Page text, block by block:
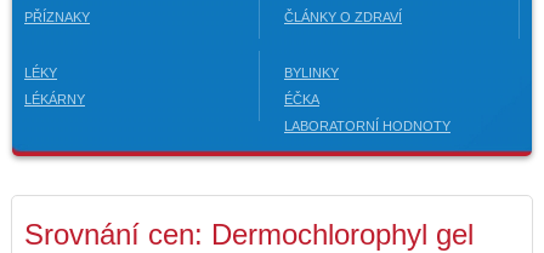
PŘÍZNAKY
ČLÁNKY O ZDRAVÍ
LÉKY
LÉKÁRNY
BYLINKY
ÉČKA
LABORATORNÍ HODNOTY
Srovnání cen: Dermochlorophyl gel